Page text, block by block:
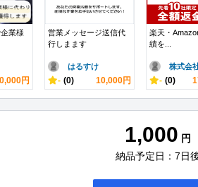
業様
円
営業メッセージ送信代
行しまます
はるすけ
- (0) 10,000円
楽天・
績を...
株式会
- (0)
1,000 円
納品予定日：7日